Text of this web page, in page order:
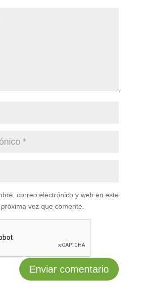
correo electrónico y web en este
vez que comente.